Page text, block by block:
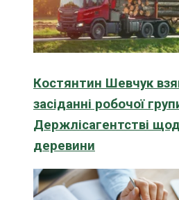
Костянтин Шевчук
засіданні робочої
Держлісагентстві
деревини